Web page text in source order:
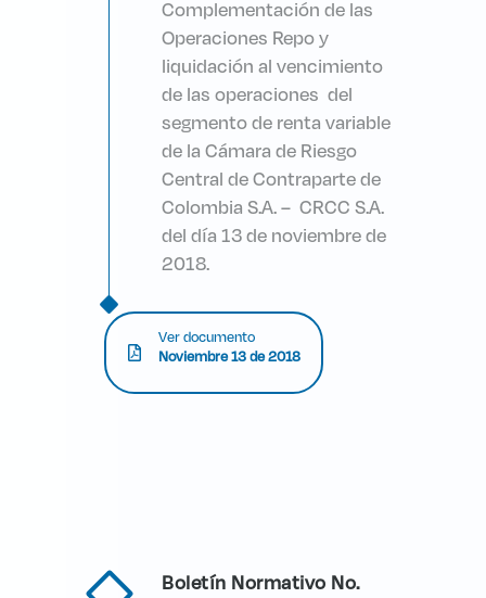
Complementación de las
Operaciones Repo y
liquidación al vencimiento
de las operaciones del
segmento de renta variable
de la Cámara de Riesgo
Central de Contraparte de
Colombia S.A. – CRCC S.A.
del día 13 de noviembre de
2018.
Ver documento
Noviembre 13 de 2018
Boletín Normativo No.